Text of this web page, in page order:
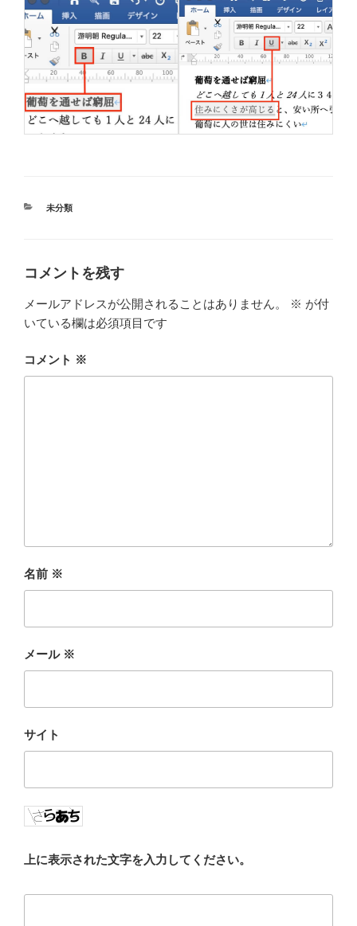
カ
未分類
コメントを残す
メールアドレスが公開されることはありません。 ※ が付
いている欄は必須項目です
コメント ※
名前 ※
メール ※
サイト
上に表示された文字を入力してください。